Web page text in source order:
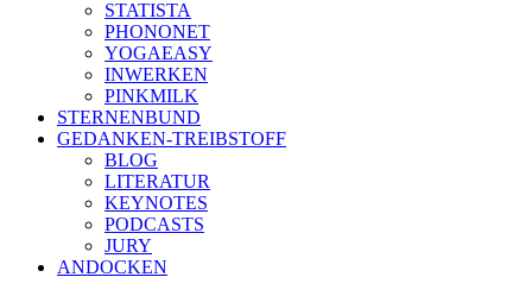
STATISTA
PHONONET
YOGAEASY
INWERKEN
PINKMILK
STERNENBUND
GEDANKEN-TREIBSTOFF
BLOG
LITERATUR
KEYNOTES
PODCASTS
JURY
ANDOCKEN